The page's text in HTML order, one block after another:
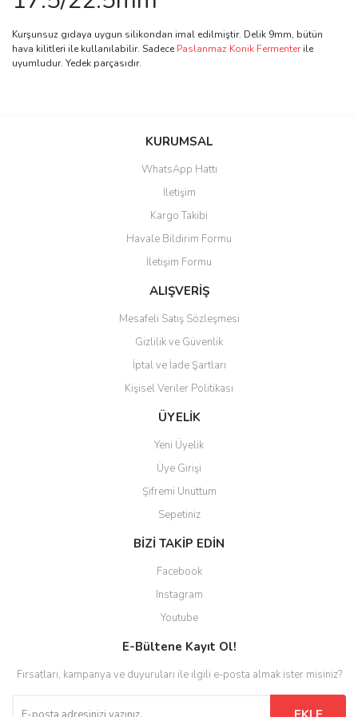
Kurşunsuz gıdaya uygun silikondan imal edilmiştir. Delik 9mm, bütün
hava kilitleri ile kullanılabilir. Sadece Paslanmaz Konik Fermenterile
uyumludur. Yedek parçasıdır.
Bu ürüne ilk yorumu siz yapın!
Yorum Yaz
Ürün resmi kalitesiz, bozuk veya görüntülenemiyor.
Ürün açıklamasında eksik bilgiler bulunuyor.
Ürün bilgilerinde hatalar bulunuyor.
Ürün fiyatı diğer sitelerden daha pahalı.
Bu ürüne benzer farklı alternatifler olmalı.
Gönder
KURUMSAL
WhatsApp Hattı
İletişim
Kargo Takibi
Havale Bildirim Formu
İletişim Formu
ALIŞVERİŞ
Mesafeli Satış Sözleşmesi
Gizlilik ve Güvenlik
İptal ve İade Şartları
Kişisel Veriler Politikası
ÜYELİK
Yeni Üyelik
Üye Girişi
Şifremi Unuttum
Sepetiniz
BİZİ TAKİP EDİN
Facebook
Instagram
Youtube
E-Bültene Kayıt Ol!
Fırsatları, kampanya ve duyuruları ile ilgili e-posta almak ister misiniz?